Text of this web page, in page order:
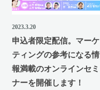
2023.3.20
申込者限定配信。マーケ
ティングの参考になる情
報満載のオンラインセミ
ナーを開催します！